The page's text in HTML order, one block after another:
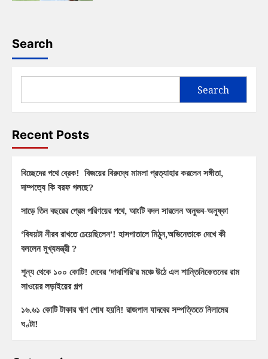
Search
Search
Recent Posts
বিচ্ছেদের পথে ব্রেক! বিজয়ের বিরুদ্ধে মামলা প্রত্যাহার করলেন সঙ্গীতা,
দাম্পত্যে কি বরফ গলছে?
সাড়ে তিন বছরের প্রেম পরিণয়ের পথে, আংটি বদল সারলেন অনুভব-অনুষ্কা
‘বিষয়টা নীরব রাখতে চেয়েছিলেন’! হাসপাতালে মিঠুন,অভিনেতাকে দেখে কী
বললেন মুখ্যমন্ত্রী ?
শূন্য থেকে ১০০ কোটি! দেবের ‘দাদাগিরি’র মঞ্চে উঠে এল শান্তিনিকেতনের রাম
সাওয়ের লড়াইয়ের গল্প
১৬.৬১ কোটি টাকার ঋণ শোধ হয়নি! রাজপাল যাদবের সম্পত্তিতে নিলামের
ঘণ্টা!